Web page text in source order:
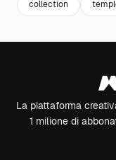
collection
La piattaforma
1 milione di